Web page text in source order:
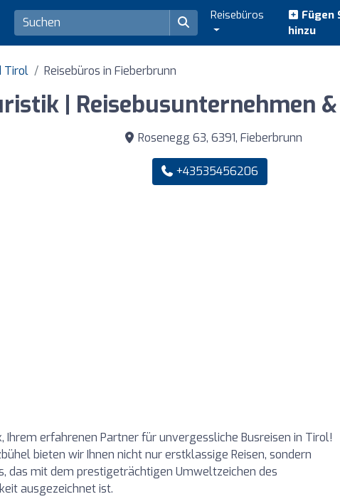
Reisebüros
Fügen
hinzu
Tirol Reisebüros in Fieberbrunn
| Reisebusunternehmen
Rosenegg 63, 6391, Fieberbrunn
+43535456206
erfahrenen Partner für unvergessliche Busreisen in Tirol!
bieten wir Ihnen nicht nur erstklassige Reisen, sondern
das mit dem prestigeträchtigen Umweltzeichen des
ausgezeichnet ist.